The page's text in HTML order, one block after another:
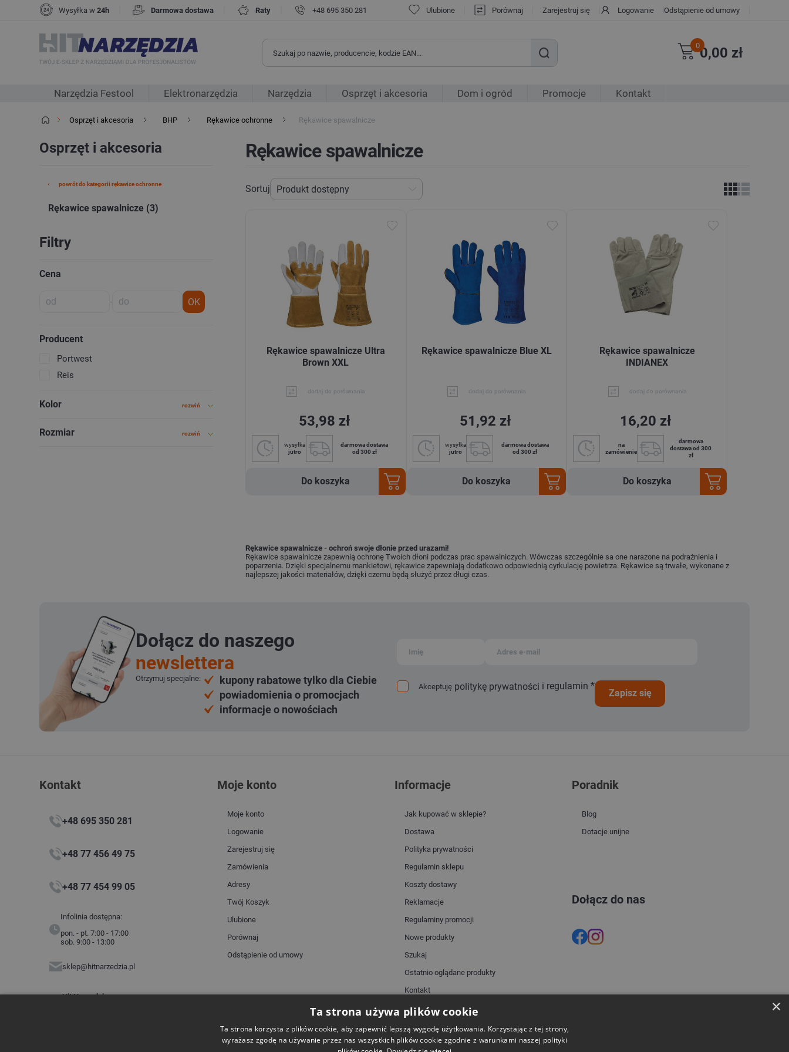
Wysyłka w24h Darmowa dostawa Raty +48 695 350 281 Ulubione Porównaj Zarejestruj się Logowanie Odstąpienie od umowy
00,00 zł
Narzędzia Festool Elektronarzędzia Narzędzia Osprzęt i akcesoria Dom i ogród Promocje Kontakt
Osprzęt i akcesoria BHP Rękawice ochronne Rękawice spawalnicze
Osprzęt i akcesoria
powrót do kategorii rękawice ochronne
Rękawice spawalnicze (3)
Filtry
Cena
- OK
Producent
Portwest
Reis
Kolor rozwiń
Rozmiar rozwiń
Rękawice spawalnicze
Sortuj
Rękawice spawalnicze Ultra
Brown XXL
dodaj do porównania
53,98 zł
wysyłka
jutro
darmowa dostawa
od 300 zł
Do koszyka
Rękawice spawalnicze Blue XL
dodaj do porównania
51,92 zł
wysyłka
jutro
darmowa dostawa
od 300 zł
Do koszyka
Rękawice spawalnicze
INDIANEX
dodaj do porównania
16,20 zł
na
zamówienie
darmowa
dostawa od 300
zł
Do koszyka
Rękawice spawalnicze - ochroń swoje dłonie przed urazami!
Rękawice spawalnicze zapewnią ochronę Twoich dłoni podczas prac spawalniczych. Wówczas szczególnie sa one narazone na podrażnienia i
poparzenia. Dzięki specjalnemu mankietowi, rękawice zapewniają dodatkowo odpowiednią cyrkulację powietrza. Rękawice są trwałe, wykonane z
najlepszej jakości materiałów, dzięki czemu będą służyć przez długi czas.
Dołącz do naszego
newslettera
Otrzymuj specjalne:
kupony rabatowe tylko dla Ciebie
powiadomienia o promocjach
informacje o nowościach
Akceptuję politykę prywatności i regulamin *
zapisz się
Kontakt
+48 695 350 281
+48 77 456 49 75
+48 77 454 99 05
Infolinia dostępna:
pon. - pt. 7:00 - 17:00
sob. 9:00 - 13:00
sklep@hitnarzedzia.pl
Hit Narzędzia
Moje konto
Moje konto
Logowanie
Zarejestruj się
Zamówienia
Adresy
Twój Koszyk
Ulubione
Porównaj
Odstąpienie od umowy
Informacje
Jak kupować w sklepie?
Dostawa
Polityka prywatności
Regulamin sklepu
Koszty dostawy
Reklamacje
Regulaminy promocji
Nowe produkty
Szukaj
Ostatnio oglądane produkty
Kontakt
Mapa strony
Poradnik
Blog
Dotacje unijne
Dołącz do nas
×
Ta strona używa plików cookie
Ta strona korzysta z plików cookie, aby zapewnić lepszą wygodę użytkowania. Korzystając z tej strony,
wyrażasz zgodę na używanie przez nas wszystkich plików cookie zgodnie z warunkami naszej polityki